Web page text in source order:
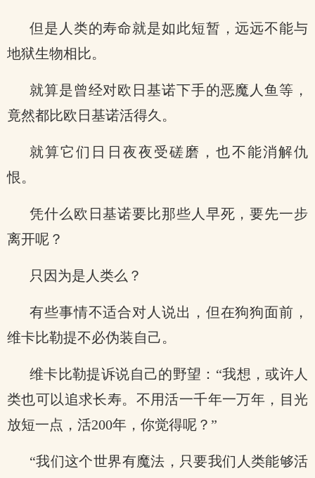
但是人类的寿命就是如此短暂，远远不能与
地狱生物相比。
就算是曾经对欧日基诺下手的恶魔人鱼等，
竟然都比欧日基诺活得久。
就算它们日日夜夜受磋磨，也不能消解仇
恨。
凭什么欧日基诺要比那些人早死，要先一步
离开呢？
只因为是人类么？
有些事情不适合对人说出，但在狗狗面前，
维卡比勒提不必伪装自己。
维卡比勒提诉说自己的野望：“我想，或许人
类也可以追求长寿。不用活一千年一万年，目光
放短一点，活200年，你觉得呢？”
“我们这个世界有魔法，只要我们人类能够活